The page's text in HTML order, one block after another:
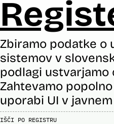
Zbiramo podatke o
sistemov v
podlagi
Zahtevamo
uporabi UI v
IŠČI PO REGISTRU